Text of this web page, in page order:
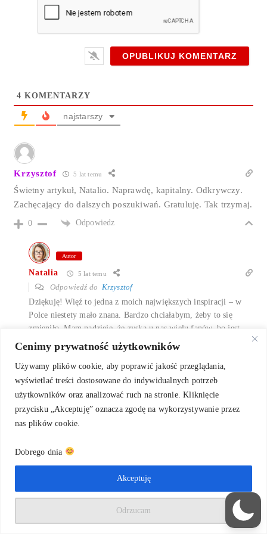
Cenimy prywatność użytkowników
Używamy plików cookie, aby poprawić jakość przeglądania,
wyświetlać treści dostosowane do indywidualnych potrzeb
użytkowników oraz analizować ruch na stronie. Kliknięcie
przycisku „Akceptuję” oznacza zgodę na wykorzystywanie przez
nas plików cookie.
Dobrego dnia
Odrzucam
Akceptuję
4 KOMENTARZY
najstarszy
Krzysztof 5 lat temu
Świetny artykuł, Natalio. Naprawdę, kapitalny. Odkrywczy.
Zachęcający do dalszych poszukiwań. Gratuluję. Tak trzymaj.
0 Odpowiedz
Autor
Natalia 5 lat temu
Odpowiedź do Krzysztof
Dziękuję! Więź to jedna z moich największych inspiracji – w
Polce niestety mało znana. Bardzo chciałabym, żeby to się
zmieniło. Mam nadzieję, że zyska u nas wielu fanów, bo jest
naprawdę przepiękna…
Dlaczego warto brać udział w warsztatach
prowadzonych w obcym języku? – Oktopi Calligraphy
5 lat temu
[…] Słownik kaligrafa: WIĘŹ […]
0 Odpowiedz
Villu Toots – Oktopi Calligraphy
4